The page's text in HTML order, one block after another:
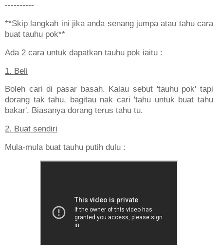
----------
**Skip langkah ini jika anda senang jumpa atau tahu cara
buat tauhu pok**
Ada 2 cara untuk dapatkan tauhu pok iaitu :
1. Beli
Boleh cari di pasar basah. Kalau sebut 'tauhu pok' tapi
dorang tak tahu, bagitau nak cari 'tahu untuk buat tahu
bakar'. Biasanya dorang terus tahu tu.
2. Buat sendiri
Mula-mula buat tauhu putih dulu :